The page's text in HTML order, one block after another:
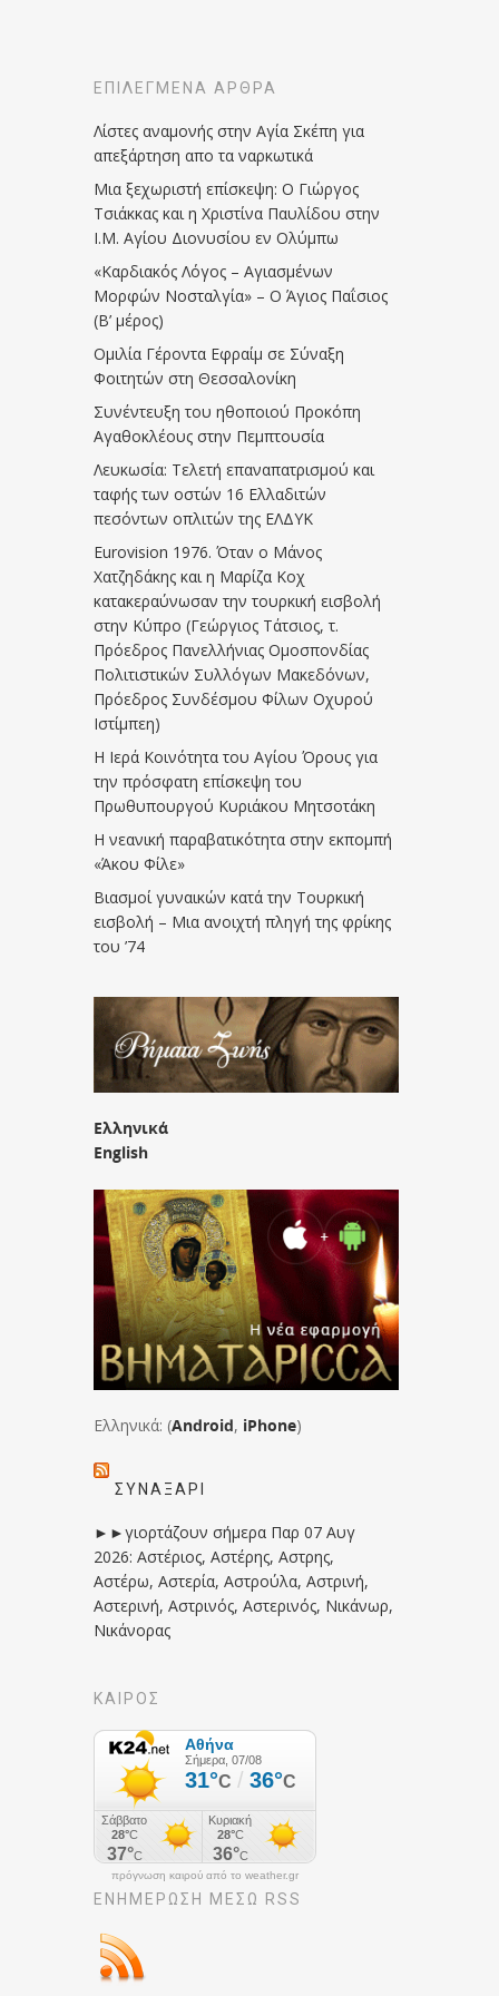
ΕΠΙΛΕΓΜΈΝΑ ΆΡΘΡΑ
Λίστες αναμονής στην Αγία Σκέπη για
απεξάρτηση απο τα ναρκωτικά
Μια ξεχωριστή επίσκεψη: Ο Γιώργος
Τσιάκκας και η Χριστίνα Παυλίδου στην
Ι.Μ. Αγίου Διονυσίου εν Ολύμπω
«Καρδιακός Λόγος – Αγιασμένων
Μορφών Νοσταλγία» – Ο Άγιος Παΐσιος
(Β’ μέρος)
Ομιλία Γέροντα Εφραίμ σε Σύναξη
Φοιτητών στη Θεσσαλονίκη
Συνέντευξη του ηθοποιού Προκόπη
Αγαθοκλέους στην Πεμπτουσία
Λευκωσία: Τελετή επαναπατρισμού και
ταφής των οστών 16 Ελλαδιτών
πεσόντων οπλιτών της ΕΛΔΥΚ
Eurovision 1976. Όταν ο Μάνος
Χατζηδάκης και η Μαρίζα Κοχ
κατακεραύνωσαν την τουρκική εισβολή
στην Κύπρο (Γεώργιος Τάτσιος, τ.
Πρόεδρος Πανελλήνιας Ομοσπονδίας
Πολιτιστικών Συλλόγων Μακεδόνων,
Πρόεδρος Συνδέσμου Φίλων Οχυρού
Ιστίμπεη)
Η Ιερά Κοινότητα του Αγίου Όρους για
την πρόσφατη επίσκεψη του
Πρωθυπουργού Κυριάκου Μητσοτάκη
Η νεανική παραβατικότητα στην εκπομπή
«Άκου Φίλε»
Βιασμοί γυναικών κατά την Τουρκική
εισβολή – Μια ανοιχτή πληγή της φρίκης
του ’74
Ελληνικά
English
Ελληνικά: (Android, iPhone)
ΣΥΝΑΞΆΡΙ
►►γιορτάζουν σήμερα Παρ 07 Αυγ
2026: Αστέριος, Αστέρης, Αστρης,
Αστέρω, Αστερία, Αστρούλα, Αστρινή,
Αστερινή, Αστρινός, Αστερινός, Νικάνωρ,
Νικάνορας
ΚΑΙΡΟΣ
πρόγνωση καιρού από το weather.gr
ΕΝΗΜΈΡΩΣΉ ΜΕΣΩ RSS